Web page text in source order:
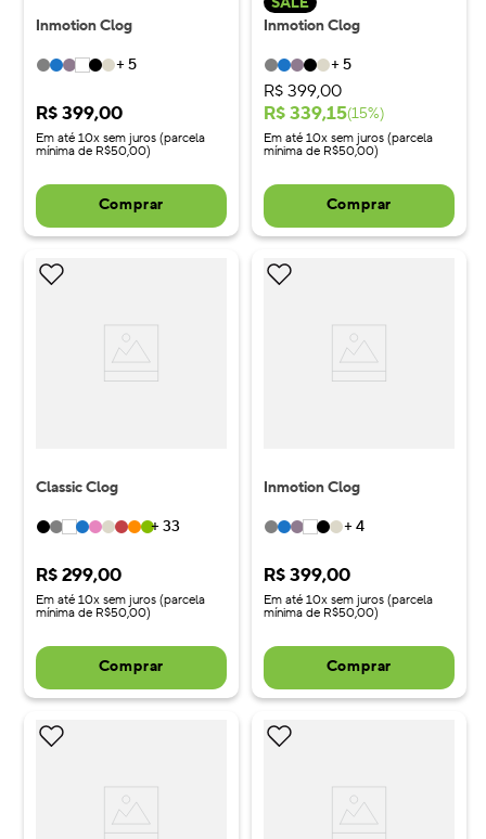
Inmotion Clog
+ 5
R$399,00
Em até 10x sem juros (parcela
mínima de R$50,00)
Comprar
Inmotion Clog
+ 5
R$ 399,00
R$339,15(15%)
Em até 10x sem juros (parcela
mínima de R$50,00)
Comprar
Classic Clog
+ 33
R$299,00
Em até 10x sem juros (parcela
mínima de R$50,00)
Comprar
Inmotion Clog
+ 4
R$399,00
Em até 10x sem juros (parcela
mínima de R$50,00)
Comprar